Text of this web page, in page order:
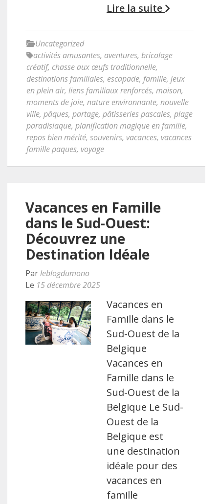
Lire la suite
Uncategorized
activités amusantes, aventures, bricolage
créatif, chasse aux œufs traditionnelle,
destinations familiales, escapade, famille, jeux
en plein air, liens familiaux renforcés, maison,
moments de joie, nature environnante, nouvelle
ville, pâques, partage, pâtisseries pascales, plage
paradisiaque, planification magique en famille,
repos bien mérité, souvenirs, vacances, vacances
famille paques, voyage
Vacances en Famille
dans le Sud-Ouest:
Découvrez une
Destination Idéale
Parleblogdumono
Le 15 décembre 2025
Vacances en
Famille dans le
Sud-Ouest de la
Belgique
Vacances en
Famille dans le
Sud-Ouest de la
Belgique Le Sud-
Ouest de la
Belgique est
une destination
idéale pour des
vacances en
famille